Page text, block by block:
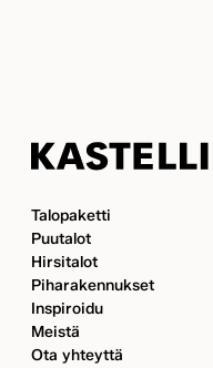
Talopaketti
Puutalot
Hirsitalot
Piharakennukset
Inspiroidu
Meistä
Ota yhteyttä